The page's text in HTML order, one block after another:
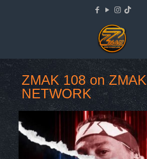
ZMAK 108 on ZMAK
NETWORK